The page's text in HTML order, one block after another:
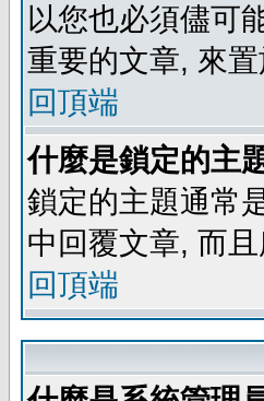
以您也必須儘可
重要的文章, 來
回頂端
什麼是鎖定的主
鎖定的主題通常
中回覆文章, 而
回頂端